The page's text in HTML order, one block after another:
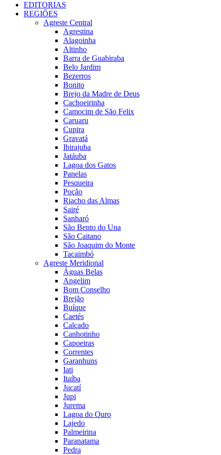
EDITORIAS
REGIÕES
Agreste Central
Agrestina
Alagoinha
Altinho
Barra de Guabiraba
Belo Jardim
Bezerros
Bonito
Brejo da Madre de Deus
Cachoeirinha
Camocim de São Felix
Caruaru
Cupira
Gravatá
Ibirajuba
Jatáuba
Lagoa dos Gatos
Panelas
Pesqueira
Poção
Riacho das Almas
Sairé
Sanharó
São Bento do Una
São Caitano
São Joaquim do Monte
Tacaimbó
Agreste Meridional
Águas Belas
Angelim
Bom Conselho
Brejão
Buíque
Caetés
Calçado
Canhotinho
Capoeiras
Correntes
Garanhuns
Iati
Itaíba
Jucatí
Jupi
Jurema
Lagoa do Ouro
Lajedo
Palmeirina
Paranatama
Pedra